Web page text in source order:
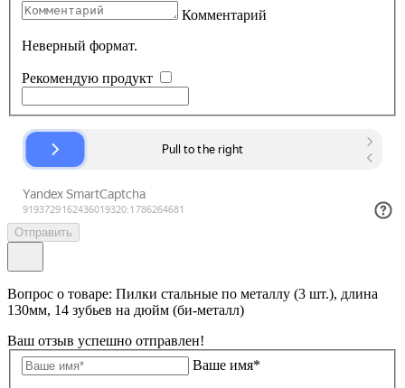
Комментарий
Неверный формат.
Рекомендую продукт
Отправить
Вопрос о товаре: Пилки стальные по металлу (3 шт.), длина
130мм, 14 зубьев на дюйм (би-металл)
Ваш отзыв успешно отправлен!
Ваше имя*